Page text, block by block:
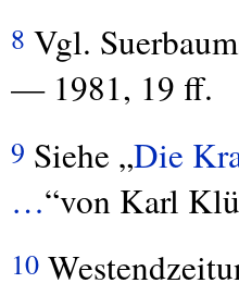
8 Vgl.
— 1981, 19 ff.
9 Siehe „Die
…“von Karl
10